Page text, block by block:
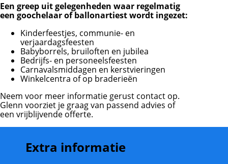
Een greep uit gelegenheden waar regelmatig
een goochelaar of ballonartiest wordt ingezet:
Kinderfeestjes, communie- en
verjaardagsfeesten
Babyborrels, bruiloften en jubilea
Bedrijfs- en personeelsfeesten
Carnavalsmiddagen en kerstvieringen
Winkelcentra of op braderieën
Neem voor meer informatie gerust contact op.
Glenn voorziet je graag van passend advies of
een vrijblijvende offerte.
Extra informatie